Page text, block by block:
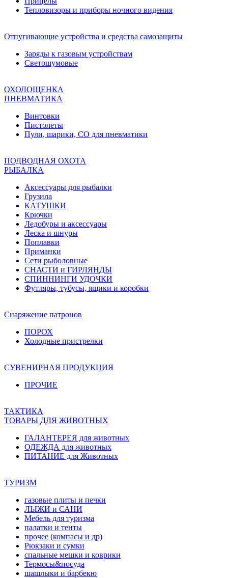
Тепловизоры и приборы ночного видения
Отпугивающие устройства и средства самозащиты
Заряды к газовым устройствам
Светошумовые
ОХОЛОЩЕНКА
ПНЕВМАТИКА
Винтовки
Пистолеты
Пули, шарики, СО для пневматики
ПОДВОДНАЯ ОХОТА
РЫБАЛКА
Аксессуары для рыбалки
Грузила
КАТУШКИ
Крючки
Ледобуры и аксессуары
Леска и шнуры
Поплавки
Приманки
Сети рыболовные
СНАСТИ и ГИРЛЯНДЫ
СПИННИНГИ УДОЧКИ
Футляры, тубусы, ящики и коробки
Снаряжение патронов
ПОРОХ
Холодные пристрелки
СУВЕНИРНАЯ ПРОДУКЦИЯ
ПРОЧИЕ
ТАКТИКА
ТОВАРЫ ДЛЯ ЖИВОТНЫХ
ГАЛАНТЕРЕЯ для животных
ОДЕЖДА для животных
ПИТАНИЕ для Животных
ТУРИЗМ
газовые плиты и печки
ЛЫЖИ и САНИ
Мебель для туризма
палатки и тенты
прочее (компасы и др)
Рюкзаки и сумки
спальные мешки и коврики
Термосы&посуда
шашлыки и барбекю